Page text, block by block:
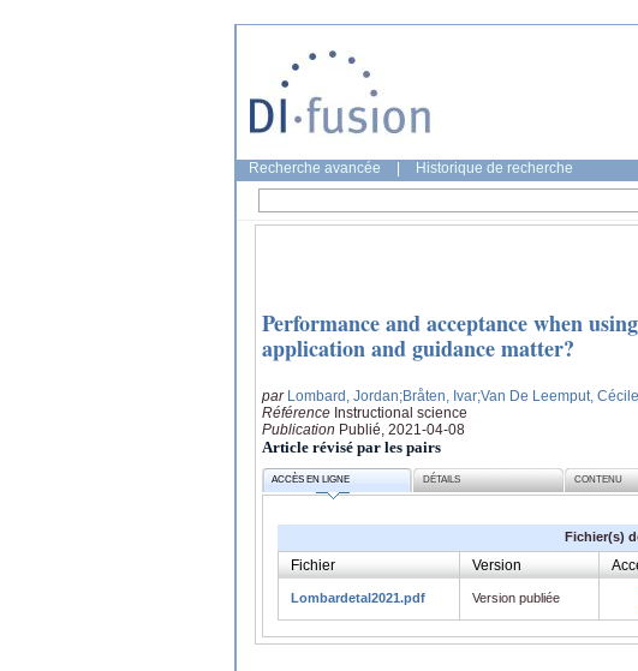
Recherche avancée Historique de recherche
Performance and acceptance when
application and guidance matter?
par Lombard, Jordan;Bråten, Ivar;Van De Leemput, Cécile
Référence Instructional science
Publication Publié, 2021-04-08
Article révisé par les pairs
ACCÈS EN LIGNE DÉTAILS CONTENU
Fichier(s)
Fichier Version
Lombardetal2021.pdf Version publiée